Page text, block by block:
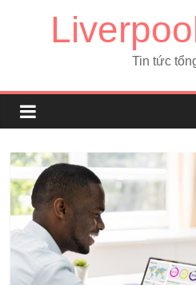
Tin tức